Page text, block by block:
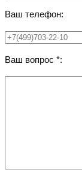
Ваш телефон:
Ваш вопрос *: